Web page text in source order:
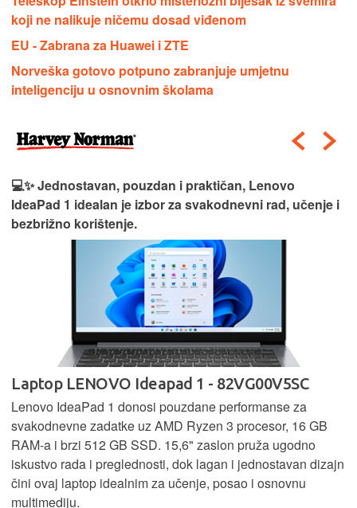
koji ne nalikuje ničemu dosad viđenom
EU - Zabrana za Huawei i ZTE
Norveška gotovo potpuno zabranjuje umjetnu
inteligenciju u osnovnim školama
💻✨ Jednostavan, pouzdan i praktičan, Lenovo
IdeaPad 1 idealan je izbor za svakodnevni rad, učenje i
bezbrižno korištenje.
Laptop LENOVO Ideapad 1 - 82VG00V5SC
Lenovo IdeaPad 1 donosi pouzdane performanse za
svakodnevne zadatke uz AMD Ryzen 3 procesor, 16 GB
RAM-a i brzi 512 GB SSD. 15,6" zaslon pruža ugodno
iskustvo rada i preglednosti, dok lagan i jednostavan dizajn
čini ovaj laptop idealnim za učenje, posao i osnovnu
multimediju.